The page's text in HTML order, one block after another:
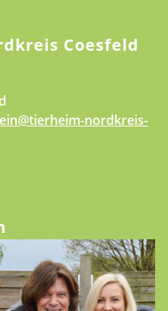
Coesfeld
nordkreis-